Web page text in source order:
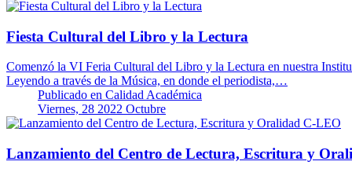
Fiesta Cultural del Libro y la Lectura
Comenzó la VI Feria Cultural del Libro y la Lectura en nuestra
Leyendo a través de la Música, en donde el periodista,…
Publicado en Calidad Académica
Viernes, 28 2022 Octubre
Lanzamiento del Centro de Lectura, Escritura y